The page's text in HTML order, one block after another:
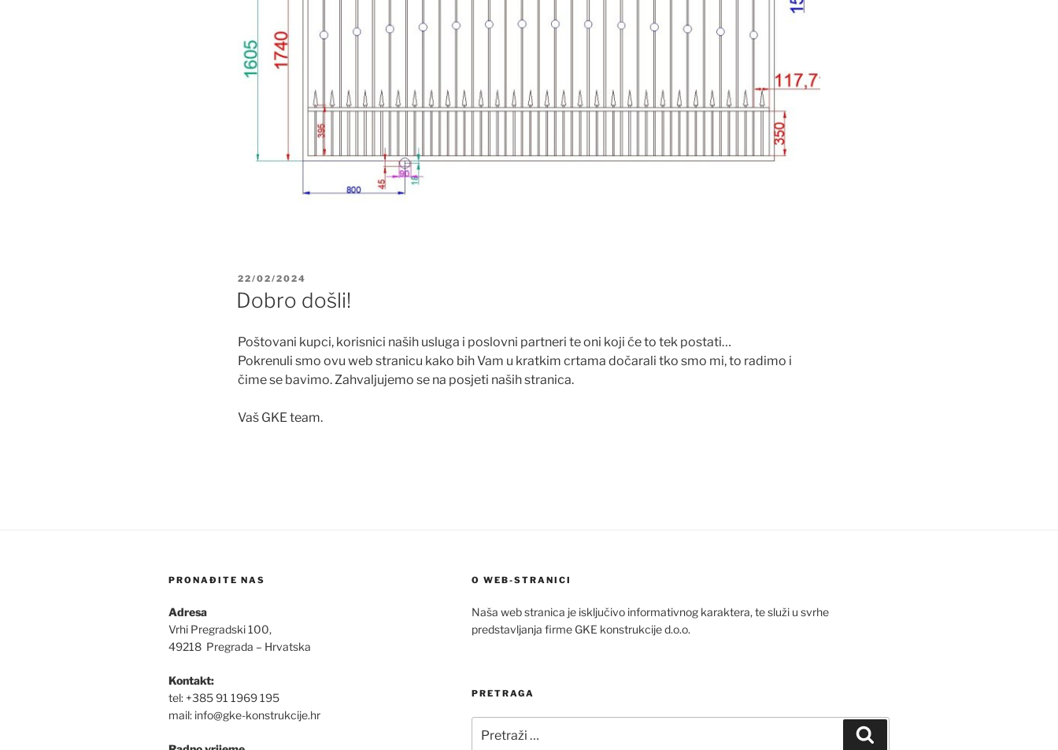
OBJAVLJENO
22/02/2024
Dobro došli!
Poštovani kupci, korisnici naših usluga i poslovni partneri te oni koji će to tek postati…
Pokrenuli smo ovu web stranicu kako bih Vam u kratkim crtama dočarali tko smo mi, to radimo i
čime se bavimo. Zahvaljujemo se na posjeti naših stranica.
Vaš GKE team.
PRONAĐITE NAS
Adresa
Vrhi Pregradski 100,
49218 Pregrada – Hrvatska
Kontakt:
tel: +385 91 1969 195
mail: info@gke-konstrukcije.hr
O WEB-STRANICI
Naša web stranica je isključivo informativnog karaktera, te služi u svrhe
predstavljanja firme GKE konstrukcije d.o.o.
PRETRAGA